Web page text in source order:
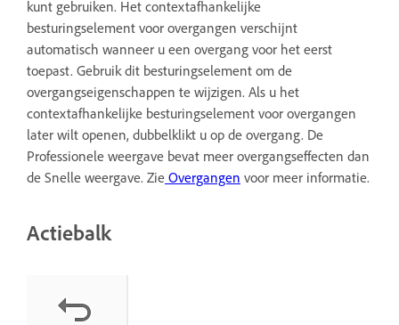
kunt gebruiken. Het contextafhankelijke
besturingselement voor overgangen verschijnt
automatisch wanneer u een overgang voor het eerst
toepast. Gebruik dit besturingselement om de
overgangseigenschappen te wijzigen. Als u het
contextafhankelijke besturingselement voor overgangen
later wilt openen, dubbelklikt u op de overgang. De
Professionele weergave bevat meer overgangseffecten dan
de Snelle weergave. Zie Overgangen voor meer informatie.
Actiebalk